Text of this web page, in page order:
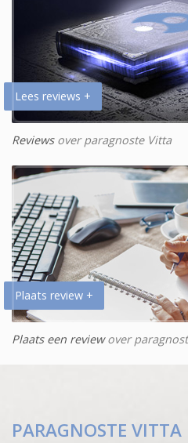
Lees reviews +
Reviewsover paragnoste Vitta
Plaats review +
Plaats een reviewover
PARAGNOSTE VITTA